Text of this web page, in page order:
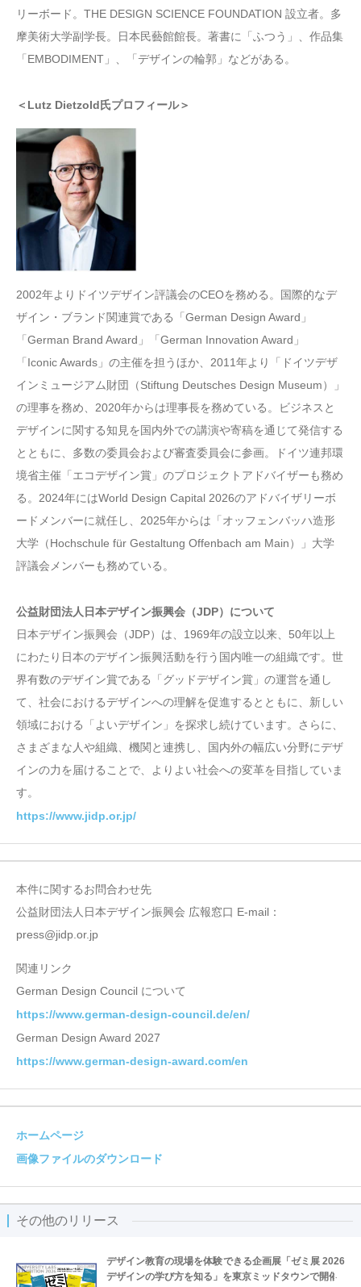
リーボード。THE DESIGN SCIENCE FOUNDATION 設立者。多
摩美術大学副学長。日本民藝館館長。著書に「ふつう」、作品集
「EMBODIMENT」、「デザインの輪郭」などがある。
＜Lutz Dietzold氏プロフィール＞
2002年よりドイツデザイン評議会のCEOを務める。国際的なデ
ザイン・ブランド関連賞である「German Design Award」
「German Brand Award」「German Innovation Award」
「Iconic Awards」の主催を担うほか、2011年より「ドイツデザ
インミュージアム財団（Stiftung Deutsches Design Museum）」
の理事を務め、2020年からは理事長を務めている。ビジネスと
デザインに関する知見を国内外での講演や寄稿を通じて発信する
とともに、多数の委員会および審査委員会に参画。ドイツ連邦環
境省主催「エコデザイン賞」のプロジェクトアドバイザーも務め
る。2024年にはWorld Design Capital 2026のアドバイザリーボ
ードメンバーに就任し、2025年からは「オッフェンバッハ造形
大学（Hochschule für Gestaltung Offenbach am Main）」大学
評議会メンバーも務めている。
公益財団法人日本デザイン振興会（JDP）について
日本デザイン振興会（JDP）は、1969年の設立以来、50年以上
にわたり日本のデザイン振興活動を行う国内唯一の組織です。世
界有数のデザイン賞である「グッドデザイン賞」の運営を通し
て、社会におけるデザインへの理解を促進するとともに、新しい
領域における「よいデザイン」を探求し続けています。さらに、
さまざまな人や組織、機関と連携し、国内外の幅広い分野にデザ
インの力を届けることで、よりよい社会への変革を目指していま
す。
https://www.jidp.or.jp/
本件に関するお問合わせ先
公益財団法人日本デザイン振興会 広報窓口 E-mail：
press@jidp.or.jp
関連リンク
German Design Council について
https://www.german-design-council.de/en/
German Design Award 2027
https://www.german-design-award.com/en
ホームページ
画像ファイルのダウンロード
その他のリリース
デザイン教育の現場を体験できる企画展「ゼミ展 2026
デザインの学び方を知る」を東京ミッドタウンで開催